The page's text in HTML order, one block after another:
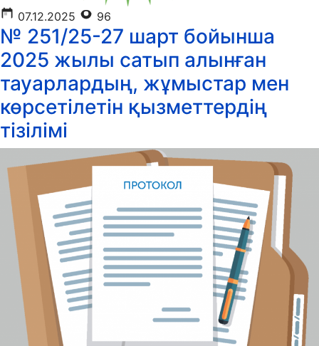
07.12.2025 96
№ 251/25-27 шарт бойынша
2025 жылы сатып алынған
тауарлардың, жұмыстар мен
көрсетілетін қызметтердің
тізілімі